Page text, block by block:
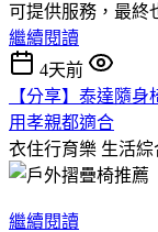
可提供服務，最終
繼續閱讀
4天前
【分享】泰達隨
用孝親都適合
衣住行育樂 生活綜
繼續閱讀